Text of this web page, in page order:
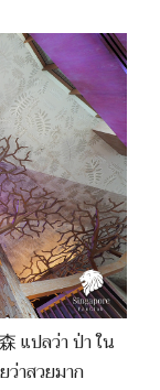
แปลว่า ป่า ใน
ว่าสวยมาก